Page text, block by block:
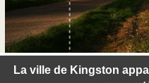
La ville de Kingston